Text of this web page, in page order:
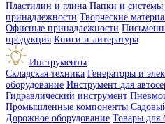
Пластилин и глина Папки и системы
принадлежности Творческие
Офисные принадлежности
продукция Книги и литература
Инструменты
Складская техника Генераторы и
оборудование Инструмент для
Гидравлический инструмент
Промышленные компоненты
Дорожное оборудование Товары для